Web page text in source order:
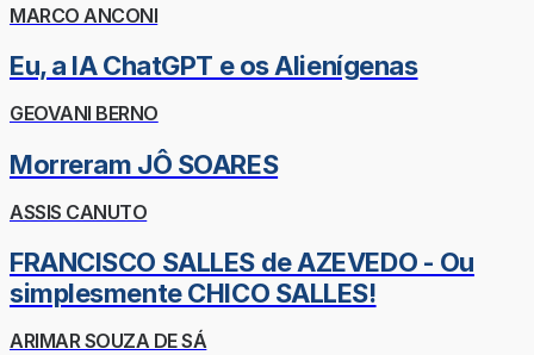
MARCO ANCONI
Eu, a IA ChatGPT e os Alienígenas
GEOVANI BERNO
Morreram JÔ SOARES
ASSIS CANUTO
FRANCISCO SALLES de AZEVEDO - Ou
simplesmente CHICO SALLES!
ARIMAR SOUZA DE SÁ